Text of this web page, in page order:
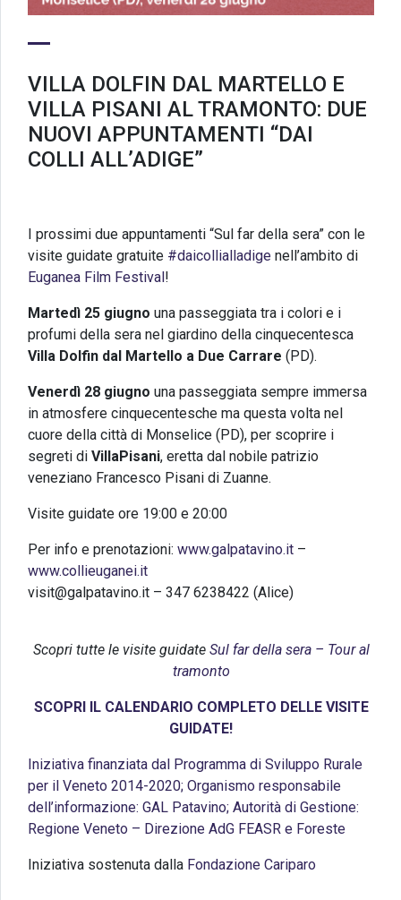
VILLA DOLFIN DAL MARTELLO E
VILLA PISANI AL TRAMONTO: DUE
NUOVI APPUNTAMENTI “DAI
COLLI ALL’ADIGE”
I prossimi due appuntamenti “Sul far della sera” con le
visite guidate gratuite #daicollialladige nell’ambito di
Euganea Film Festival!
Martedì 25 giugno una passeggiata tra i colori e i
profumi della sera nel giardino della cinquecentesca
Villa Dolfin dal Martello a Due Carrare (PD).
Venerdì 28 giugno una passeggiata sempre immersa
in atmosfere cinquecentesche ma questa volta nel
cuore della città di Monselice (PD), per scoprire i
segreti di VillaPisani, eretta dal nobile patrizio
veneziano Francesco Pisani di Zuanne.
Visite guidate ore 19:00 e 20:00
Per info e prenotazioni: www.galpatavino.it –
www.collieuganei.it
visit@galpatavino.it – 347 6238422 (Alice)
Scopri tutte le visite guidate Sul far della sera – Tour al
tramonto
SCOPRI IL CALENDARIO COMPLETO DELLE VISITE
GUIDATE!
Iniziativa finanziata dal Programma di Sviluppo Rurale
per il Veneto 2014-2020; Organismo responsabile
dell’informazione: GAL Patavino; Autorità di Gestione:
Regione Veneto – Direzione AdG FEASR e Foreste
Iniziativa sostenuta dalla Fondazione Cariparo